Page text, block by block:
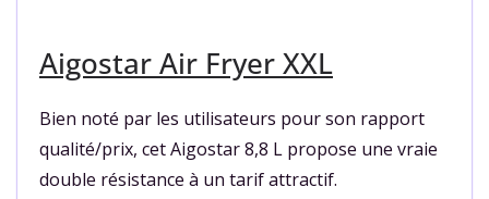
Aigostar Air Fryer XXL
Bien noté par les utilisateurs pour son rapport
qualité/prix, cet Aigostar 8,8 L propose une vraie
double résistance à un tarif attractif.